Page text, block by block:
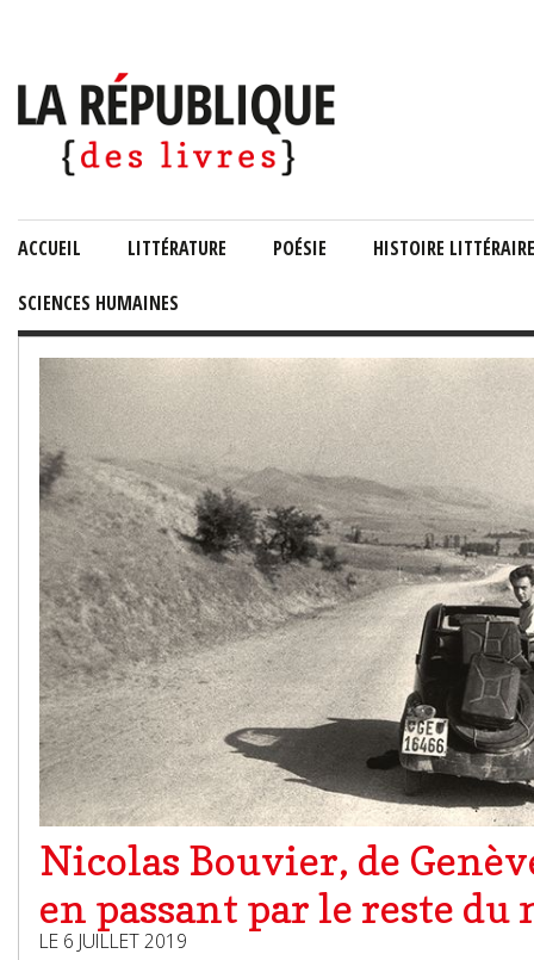
ACCUEIL LITTÉRATURE POÉSIE HISTOIRE LITTÉRAIRE
SCIENCES HUMAINES
Nicolas Bouvier, de
en passant par le reste du
LE 6 JUILLET 2019